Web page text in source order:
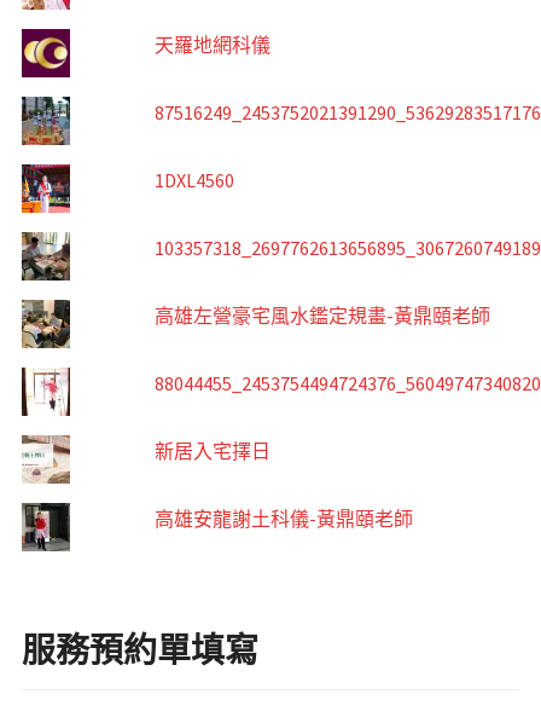
天羅地網科儀
1DXL4560
高雄左營豪宅風水鑑定規畫-黃鼎頤老師
新居入宅擇日
高雄安龍謝土科儀-黃鼎頤老師
服務預約單填寫